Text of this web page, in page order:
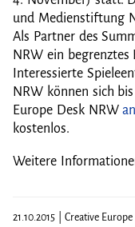
und Medienstiftung
Als Partner des
NRW ein
Interessierte
NRW können sich
Europe Desk NRW
kostenlos.
Weitere
21.10.2015 | Creative